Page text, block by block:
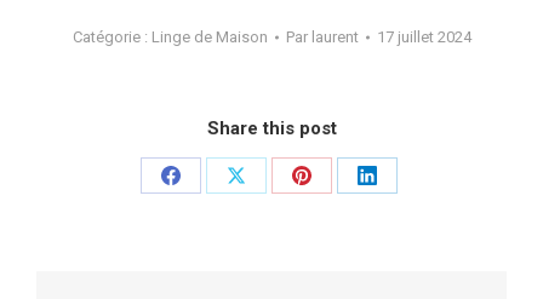
Catégorie : Linge de Maison Par laurent 17 juillet 2024
Share this post
PartagerPartagerPartagerPartager